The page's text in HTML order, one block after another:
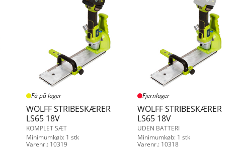
Få på lager
WOLFF STRIBESKÆRER
LS65 18V
KOMPLET SÆT
Minimumkøb: 1 stk
Varenr.: 10319
Fjernlager
WOLFF STRIBESKÆRER
LS65 18V
UDEN BATTERI
Minimumkøb: 1 stk
Varenr.: 10318